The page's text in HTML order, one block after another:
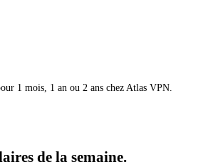
1 mois, 1 an ou 2 ans chez Atlas VPN.
de la semaine.